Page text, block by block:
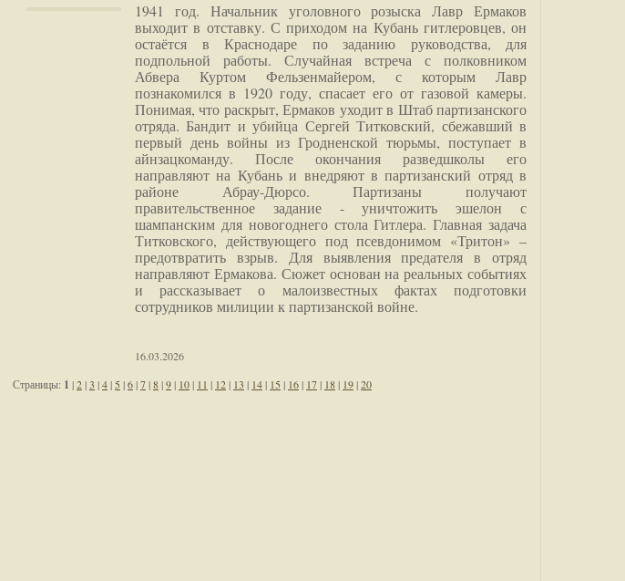
1941 год. Начальник уголовного розыска Лавр Ермаков
выходит в отставку. С приходом на Кубань гитлеровцев, он
остаётся в Краснодаре по заданию руководства, для
подпольной работы. Случайная встреча с полковником
Абвера Куртом Фельзенмайером, с которым Лавр
познакомился в 1920 году, спасает его от газовой камеры.
Понимая, что раскрыт, Ермаков уходит в Штаб партизанского
отряда. Бандит и убийца Сергей Титковский, сбежавший в
первый день войны из Гродненской тюрьмы, поступает в
айнзацкоманду. После окончания разведшколы его
направляют на Кубань и внедряют в партизанский отряд в
районе Абрау-Дюрсо. Партизаны получают
правительственное задание - уничтожить эшелон с
шампанским для новогоднего стола Гитлера. Главная задача
Титковского, действующего под псевдонимом «Тритон» –
предотвратить взрыв. Для выявления предателя в отряд
направляют Ермакова. Сюжет основан на реальных событиях
и рассказывает о малоизвестных фактах подготовки
сотрудников милиции к партизанской войне.
16.03.2026
Страницы: 1 |2|3 |4| 5 |6|7|8|9| 10| 11 | 12| 13 | 14| 15 | 16| 17| 18| 19|20